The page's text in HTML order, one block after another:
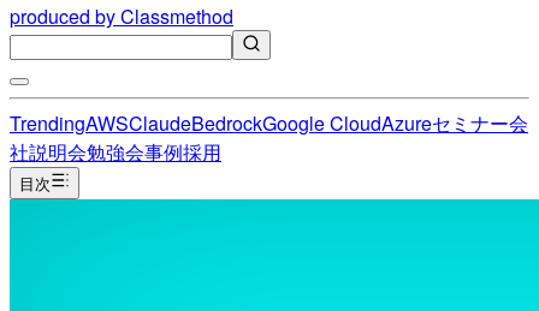
produced by Classmethod
TrendingAWSClaudeBedrockGoogle CloudAzureセミナー会
社説明会勉強会事例採用
目次